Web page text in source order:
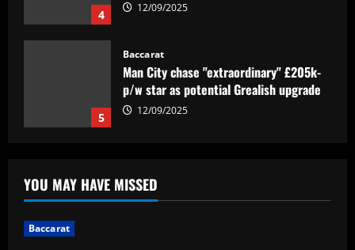
4 12/09/2025
5
Baccarat
Man City chase "extraordinary" £205k-
p/w star as potential Grealish upgrade
12/09/2025
substituto de Veiga no Palmeiras e
ressalta confiança em Merentiel
YOU MAY HAVE MISSED
Baccarat